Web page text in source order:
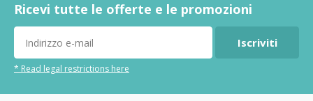
Ricevi tutte le offerte e le promozioni
Iscriviti
* Read legal restrictions here